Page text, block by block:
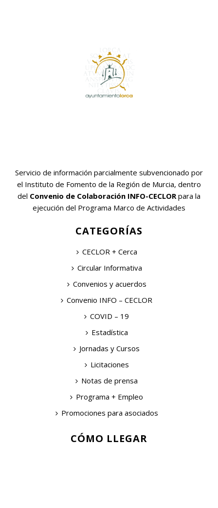
Servicio de información parcialmente subvencionado por
el Instituto de Fomento de la Región de Murcia, dentro
del Convenio de Colaboración INFO-CECLOR para la
ejecución del Programa Marco de Actividades
CATEGORÍAS
CECLOR + Cerca
Circular Informativa
Convenios y acuerdos
Convenio INFO – CECLOR
COVID – 19
Estadística
Jornadas y Cursos
Licitaciones
Notas de prensa
Programa + Empleo
Promociones para asociados
CÓMO LLEGAR